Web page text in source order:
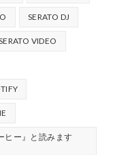
SERATO DJ
VIDEO
ヒー』と読みます